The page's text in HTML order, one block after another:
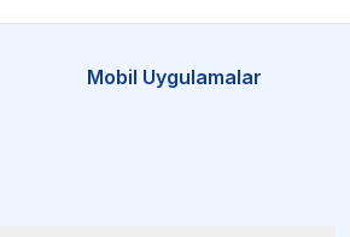
Mobil Uygulamalar